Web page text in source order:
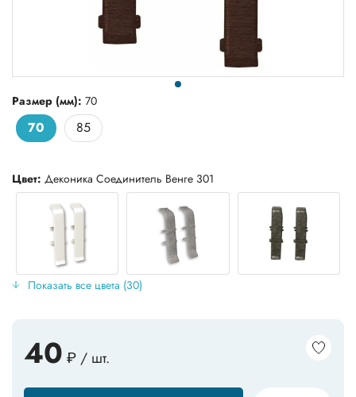
Размер (мм): 70
70 85
Цвет: Деконика Соединитель Венге 301
Показать все цвета (30)
40 ₽ / шт.